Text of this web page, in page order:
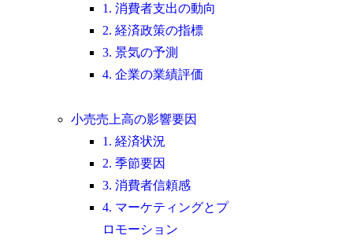
1. 消費者支出の動向
2. 経済政策の指標
3. 景気の予測
4. 企業の業績評価
小売売上高の影響要因
1. 経済状況
2. 季節要因
3. 消費者信頼感
4. マーケティングとプ
ロモーション